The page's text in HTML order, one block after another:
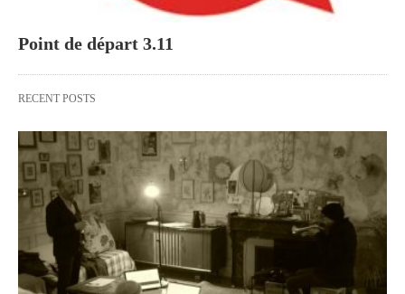
Point de départ 3.11
RECENT POSTS